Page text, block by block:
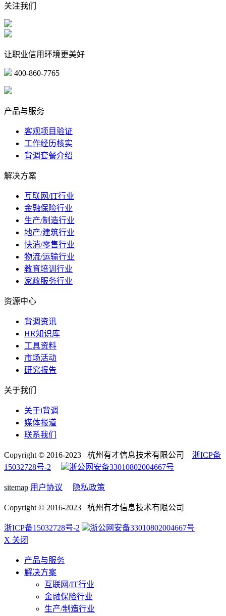
关注我们
让职业信用环境更美好
400-860-7765
产品与服务
客观项目验证
工作经历核实
背调套餐介绍
解决方案
互联网/IT行业
金融保险行业
生产/制造行业
地产/建筑行业
快消/零售行业
物流/运输行业
教育培训行业
家政服务行业
资源中心
背调资讯
HR知识库
工具资料
市场活动
研究报告
关于我们
关于i背调
媒体报道
联系我们
Copyright © 2016-2023 杭州有才信息技术有限公司 浙ICP备
15032728号-2
浙公网安备33010802004667号
sitemap 用户协议 隐私政策
Copyright © 2016-2023 杭州有才信息技术有限公司
浙ICP备15032728号-2
浙公网安备33010802004667号
X 关闭
产品与服务
解决方案
互联网/IT行业
金融保险行业
生产/制造行业